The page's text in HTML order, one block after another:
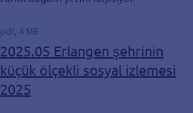
pdf, 4 MB
2025.05 Erlangen şehrinin
küçük ölçekli sosyal izlemesi
2025